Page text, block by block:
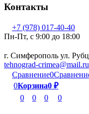
Контакты
+7 (978) 017-40-40
Пн-Пт, c 9:00 до 18:00
г. Симферополь ул.
tehnograd-crimea@mail.ru
Сравнение0
0Корзина0 ₽
0
0 0 0